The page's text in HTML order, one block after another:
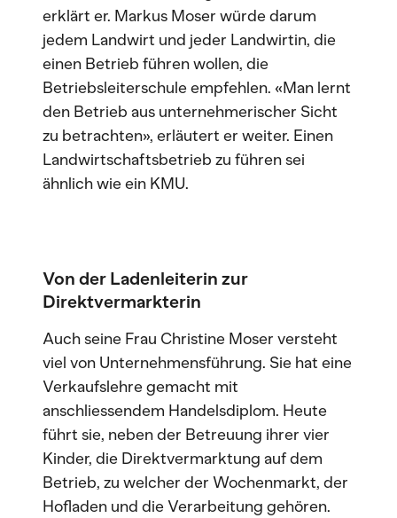
erklärt er. Markus Moser würde darum
jedem Landwirt und jeder Landwirtin, die
einen Betrieb führen wollen, die
Betriebsleiterschule empfehlen. «Man lernt
den Betrieb aus unternehmerischer Sicht
zu betrachten», erläutert er weiter. Einen
Landwirtschaftsbetrieb zu führen sei
ähnlich wie ein KMU.
Von der Ladenleiterin zur
Direktvermarkterin
Auch seine Frau Christine Moser versteht
viel von Unternehmensführung. Sie hat eine
Verkaufslehre gemacht mit
anschliessendem Handelsdiplom. Heute
führt sie, neben der Betreuung ihrer vier
Kinder, die Direktvermarktung auf dem
Betrieb, zu welcher der Wochenmarkt, der
Hofladen und die Verarbeitung gehören.